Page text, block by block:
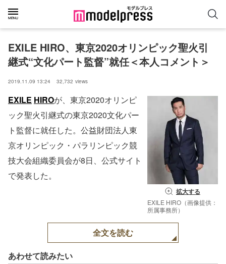
EXILE HIRO、東京2020オリンピック聖火引
継式“文化パート監督”就任＜本人コメント＞
2019.11.09 13:24 32,732 views
拡大する
EXILE HIRO（画像提供：
所属事務所）
EXILE HIROが、東京2020オリンピ
ック聖火引継式の東京2020文化パー
ト監督に就任した。公益財団法人東
京オリンピック・パラリンピック競
技大会組織委員会が8日、公式サイト
で発表した。
全文を読む
あわせて読みたい